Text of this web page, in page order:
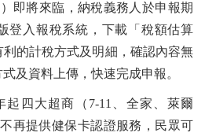
）即將來臨，納稅義務人於申報期
登入報稅系統，下載「稅額估算
的計稅方式及明細，確認內容無
及資料上傳，快速完成申報。
起四大超商（7-11、全家、萊爾
再提供健保卡認證服務，民眾可